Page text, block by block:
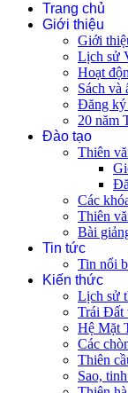
Trang chủ
Giới thiệu
Giới
Lịch sử
Hoạt
Sách và
Đăng
20 năm
Đào tạo
Thiên
Các
Thiên
Bài
Tin tức
Tin nổi
Kiến thức
Lịch sử
Trái Đất
Hệ Mặt
Các
Thiên
Sao,